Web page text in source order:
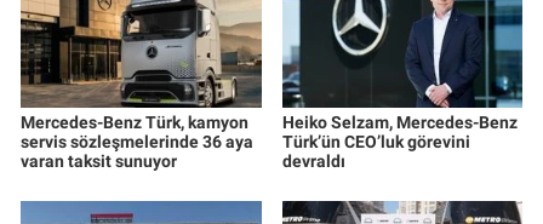
Mercedes-Benz Türk, kamyon
servis sözleşmelerinde 36 aya
varan taksit sunuyor
Heiko Selzam, Mercedes-Benz
Türk’ün CEO’luk görevini
devraldı